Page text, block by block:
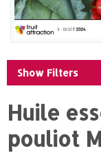
Show Filters
Huile
pouliot